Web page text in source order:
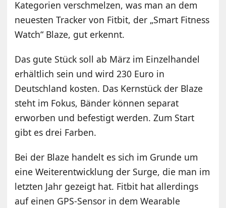
Kategorien verschmelzen, was man an dem
neuesten Tracker von Fitbit, der „Smart Fitness
Watch“ Blaze, gut erkennt.
Das gute Stück soll ab März im Einzelhandel
erhältlich sein und wird 230 Euro in
Deutschland kosten. Das Kernstück der Blaze
steht im Fokus, Bänder können separat
erworben und befestigt werden. Zum Start
gibt es drei Farben.
Bei der Blaze handelt es sich im Grunde um
eine Weiterentwicklung der Surge, die man im
letzten Jahr gezeigt hat. Fitbit hat allerdings
auf einen GPS-Sensor in dem Wearable